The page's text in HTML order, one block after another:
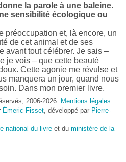
la parole à une baleine.
sensibilité écologique ou
préoccupation et, là encore, un
de cet animal et de ses
avant tout célébrer. Je sais –
je vois – que cette beauté
Cette agonie me révulse et
manquera un jour, quand nous
Dans mon premier livre,
dans la peau d’une bête. Outre
il me semble que cela peut
certains messages.
des nouvelles plutôt
en lire !
2006-2026. Mentions légales
Émeric Fisset , développé par Pierre-
national du livre et du ministère de la